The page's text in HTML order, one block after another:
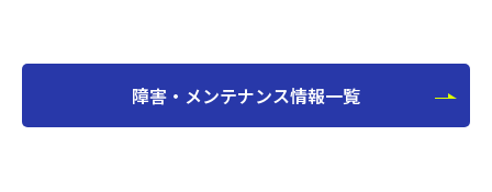
障害・メンテナンス情報一覧